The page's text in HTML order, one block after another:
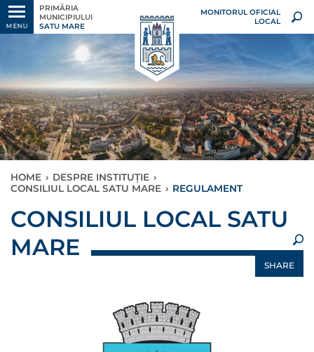
MENU
PRIMĂRIA
MUNICIPIULUI
SATU MARE
MONITORUL OFICIAL
LOCAL
HOME › DESPRE INSTITUȚIE ›
CONSILIUL LOCAL SATU MARE › REGULAMENT
CONSILIUL LOCAL SATU
MARE
SHARE